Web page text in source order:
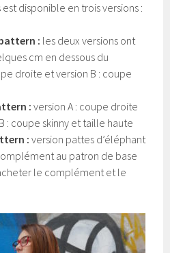
disponible en trois versions :
: les deux versions ont
cm en dessous du
droite et version B : coupe
: version A : coupe droite
: coupe skinny et taille haute
: version pattes d’éléphant
au patron de base
le complément et le